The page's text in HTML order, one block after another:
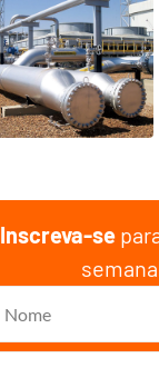
Inscreva-se